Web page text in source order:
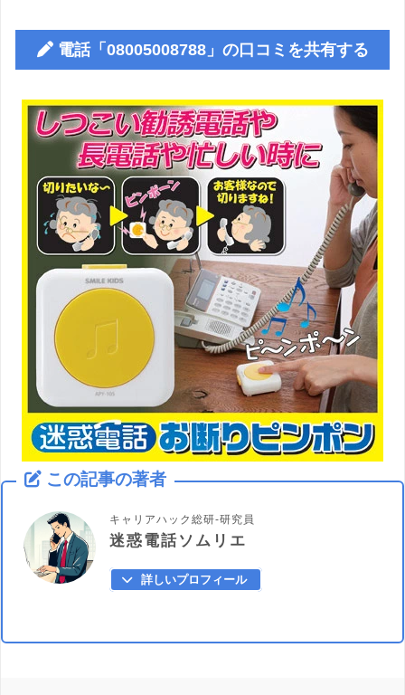
電話「08005008788」の口コミを共有する
この記事の著者
キャリアハック総研-研究員
迷惑電話ソムリエ
詳しいプロフィール